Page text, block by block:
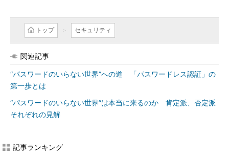
トップ セキュリティ
関連記事
“パスワードのいらない世界”への道 「パスワードレス認証」の
第一歩とは
“パスワードのいらない世界”は本当に来るのか 肯定派、否定派
それぞれの見解
記事ランキング